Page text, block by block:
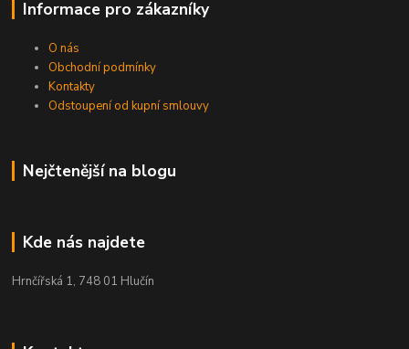
Informace pro zákazníky
O nás
Obchodní podmínky
Kontakty
Odstoupení od kupní smlouvy
Nejčtenější na blogu
Kde nás najdete
Hrnčířská 1, 748 01 Hlučín